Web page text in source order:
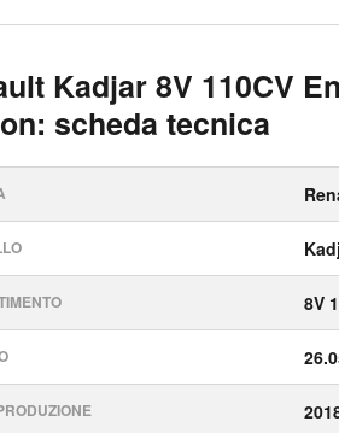
Kadjar 8V 110CV
scheda tecnica
8V